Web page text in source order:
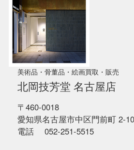
美術品・骨董品・絵画買取・販売
北岡技芳堂 名古屋店
〒460-0018
愛知県名古屋市中区門前町 2-10
電話 052-251-5515